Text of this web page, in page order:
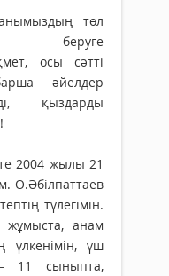
төл
беруге
осы сәтті
әйелдер
қыздарды
2004 жылы 21
О.Әбілпаттаев
түлегімін.
жұмыста, анам
үлкенімін, үш
11 сыныпта,